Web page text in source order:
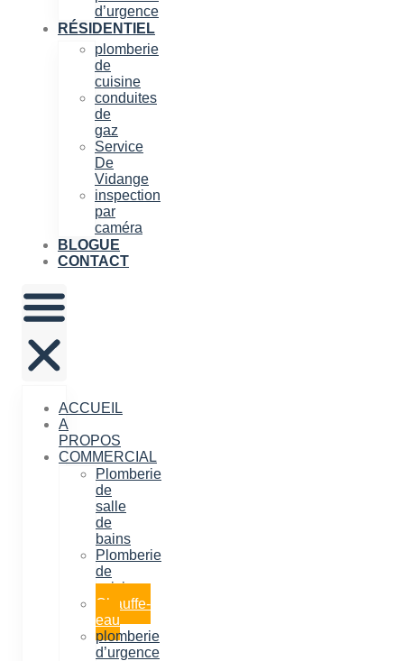
d’urgence
RÉSIDENTIEL
plomberie
de
cuisine
conduites
de
gaz
Service
De
Vidange
inspection
par
caméra
BLOGUE
CONTACT
ACCUEIL
A
PROPOS
COMMERCIAL
Plomberie
de
salle
de
bains
Plomberie
de
cuisine
Chauffe-
eau
plomberie
d’urgence